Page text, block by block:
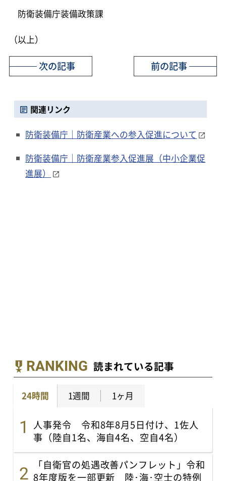
防衛装備庁装備政策課
（以上）
前の記事
次の記事
関連リンク
防衛装備庁｜防衛産業への参入促進について
防衛装備庁｜防衛産業参入促進展（中小企業促
進展）
RANKING 読まれている記事
24時間 1週間 1ヶ月
人事発令 令和8年8月5日付け、1佐人
事（陸自1名、海自4名、空自4名）
「自衛官の処遇改善パンフレット」令和
8年度版を一部更新 陸･海･空士の特例